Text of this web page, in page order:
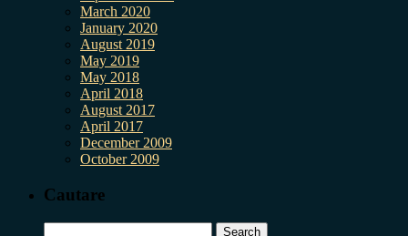
March 2020
January 2020
August 2019
May 2019
May 2018
April 2018
August 2017
April 2017
December 2009
October 2009
Cautare